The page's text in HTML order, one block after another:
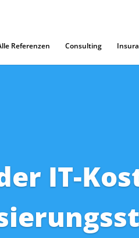
Referenzen Consulting
IT-